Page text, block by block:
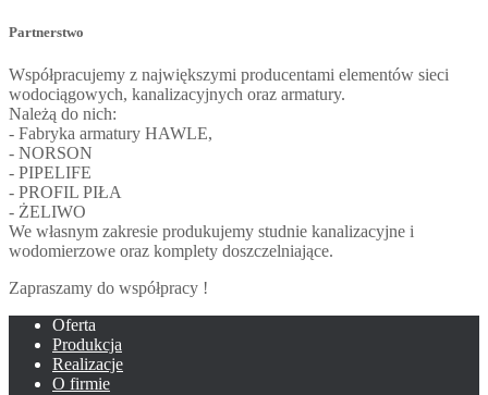
Partnerstwo
Współpracujemy z największymi producentami elementów sieci
wodociągowych, kanalizacyjnych oraz armatury.
Należą do nich:
- Fabryka armatury HAWLE,
- NORSON
- PIPELIFE
- PROFIL PIŁA
- ŻELIWO
We własnym zakresie produkujemy studnie kanalizacyjne i
wodomierzowe oraz komplety doszczelniające.
Zapraszamy do współpracy !
Oferta
Produkcja
Realizacje
O firmie